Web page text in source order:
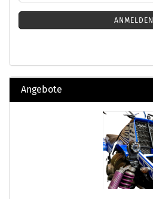
ANMELDUNG
ANMELDEN
Angebote